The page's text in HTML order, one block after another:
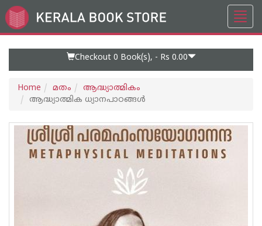
Go
to
Checkout 0 Book(s), - Rs 0.00
Home മതം
ആദ്ധ്യാത്മികം
ആദ്ധ്യാത്മിക ധ്യാനപാഠങ്ങള്‍